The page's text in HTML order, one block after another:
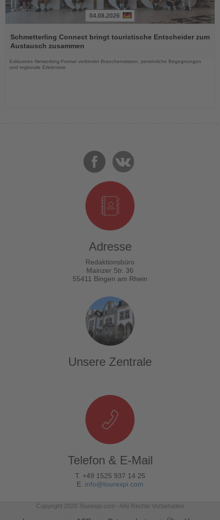
Sie
die
04.08.2026
Schmetterling Connect bringt touristische Entscheider zum
Austausch zusammen
Exklusives Networking-Format verbindet Branchenwissen, persönliche Begegnungen
und regionale Erlebnisse
Adresse
Redaktionsbüro
Mainzer Str. 36
55411 Bingen am Rhein
Unsere Zentrale
Telefon & E-Mail
T. +49 1525 937 14 25
E. info@tourexpi.com
Copyright 2020 Tourexpi.com - Alle Rechte Vorbehalten